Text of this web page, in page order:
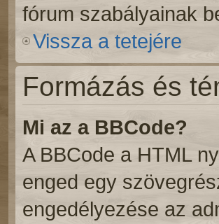
fórum szabályainak
Vissza a tetejére
Formázás és
Mi az a BBCode?
A BBCode a HTML
enged egy
engedélyezése az